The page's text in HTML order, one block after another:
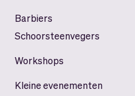
Barbiers
Schoorsteenvegers
Workshops
Kleine evenementen